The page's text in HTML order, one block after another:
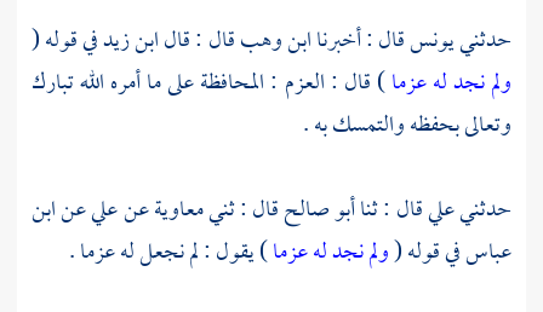
حدثنييونسقال : أخبرناابن وهبقال : قالابن زيدفي قوله (
ولم نجد له عزما) قال : العزم : المحافظة على ما أمره الله تبارك
وتعالى بحفظه والتمسك به .
حدثنيعليقال : ثناأبو صالحقال : ثنيمعاويةعنعليعنابن
عباسفي قوله (ولم نجد له عزما) يقول : لم نجعل له عزما .